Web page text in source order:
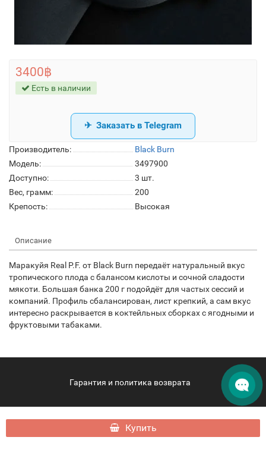
Производитель:
Black Burn
Модель:
3497900
Доступно:
3 шт.
Вес, грамм:
200
Крепость:
Высокая
3400฿
Есть в наличии
Купить
Заказать в Telegram
Описание
Маракуйя Real P.F. от Black Burn передаёт натуральный вкус
тропического плода с балансом кислоты и сочной сладости
мякоти. Большая банка 200 г подойдёт для частых сессий и
компаний. Профиль сбалансирован, лист крепкий, а сам вкус
интересно раскрывается в коктейльных сборках с ягодными и
фруктовыми табаками.
Гарантия и политика возврата
hqdpattaya.com - HQD Pattaya © 2026